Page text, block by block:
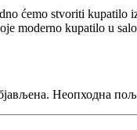
ćemo stvoriti
moderno kupatilo u
Неопходна